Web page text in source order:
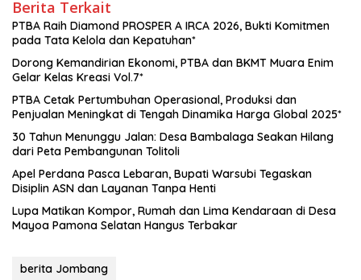
Berita Terkait
PTBA Raih Diamond PROSPER A IRCA 2026, Bukti Komitmen
pada Tata Kelola dan Kepatuhan*
Dorong Kemandirian Ekonomi, PTBA dan BKMT Muara Enim
Gelar Kelas Kreasi Vol.7*
PTBA Cetak Pertumbuhan Operasional, Produksi dan
Penjualan Meningkat di Tengah Dinamika Harga Global 2025*
30 Tahun Menunggu Jalan: Desa Bambalaga Seakan Hilang
dari Peta Pembangunan Tolitoli
Apel Perdana Pasca Lebaran, Bupati Warsubi Tegaskan
Disiplin ASN dan Layanan Tanpa Henti
Lupa Matikan Kompor, Rumah dan Lima Kendaraan di Desa
Mayoa Pamona Selatan Hangus Terbakar
berita Jombang